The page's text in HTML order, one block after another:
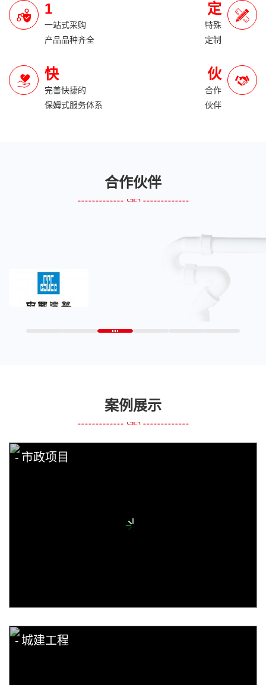
1
一站式采购
产品品种齐全
定
特殊
定制
快
完善快捷的
保姆式服务体系
伙
合作
伙伴
合作伙伴
案例展示
市政项目
城建工程